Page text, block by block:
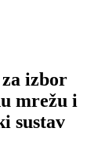
izbor
mrežu i
sustav